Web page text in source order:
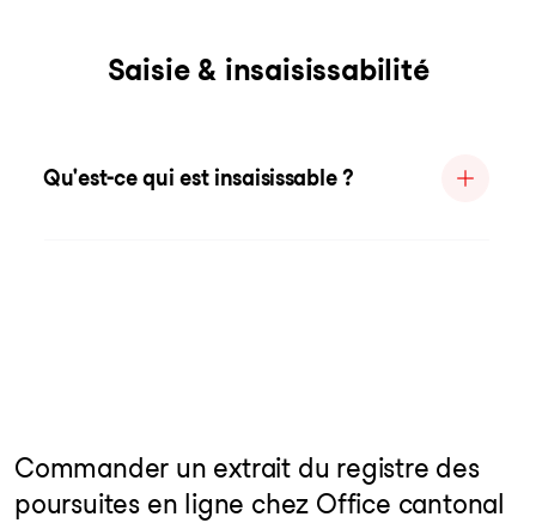
Saisie & insaisissabilité
Qu'est-ce qui est insaisissable ?
Commander un extrait du registre des
poursuites en ligne chez Office cantonal